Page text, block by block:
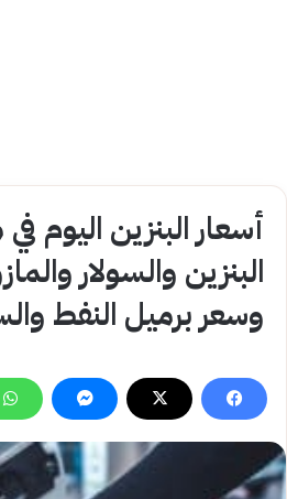
البنزين والسولار
وسعر برميل النفط